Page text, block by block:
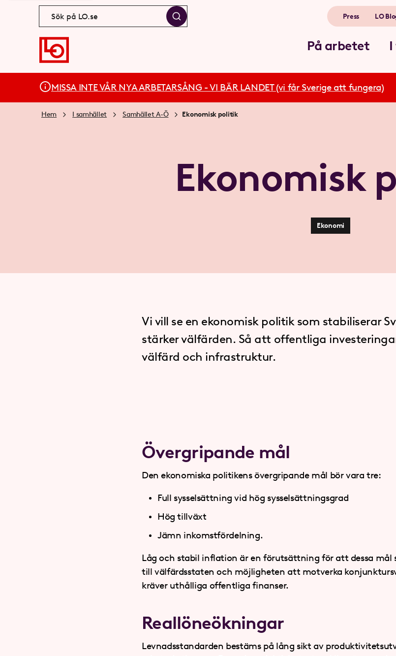
På arbetet
Press LO
MISSA INTE VÅR NYA ARBETARSÅNG - VI BÄR LANDET (vi får Sverige att fungera)
Hem I samhället Samhället A-Ö Ekonomisk politik
Ekonomisk
Ekonomi
Vi vill se en ekonomisk politik som stabiliserar
stärker välfärden. Så att offentliga
välfärd och infrastruktur.
Övergripande mål
Den ekonomiska politikens övergripande mål bör vara tre:
Full sysselsättning vid hög sysselsättningsgrad
Hög tillväxt
Jämn inkomstfördelning.
Låg och stabil inflation är en förutsättning för att dessa mål
till välfärdsstaten och möjligheten att motverka
kräver uthålliga offentliga finanser.
Reallöneökningar
Levnadsstandarden bestäms på lång sikt av